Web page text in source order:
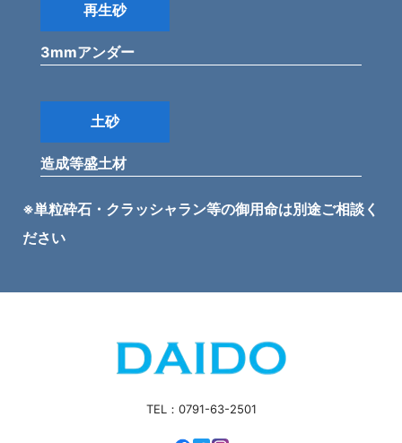
再生砂
3mmアンダー
土砂
造成等盛土材
※単粒砕石・クラッシャラン等の御用命は別途ご相談く
ださい
TEL：0791-63-2501